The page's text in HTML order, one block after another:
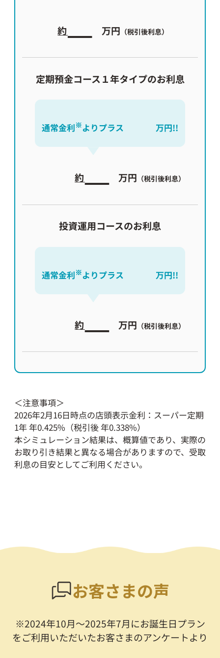
約 万円 （税引後利息）
定期預金コース１年タイプのお利息
通常金利※よりプラス 万円!!
約 万円 （税引後利息）
投資運用コースのお利息
通常金利※よりプラス 万円!!
約 万円 （税引後利息）
＜注意事項＞
2026年2月16日時点の店頭表示金利：スーパー定期
1年 年0.425%（税引後 年0.338%）
本シミュレーション結果は、概算値であり、実際の
お取り引き結果と異なる場合がありますので、受取
利息の目安としてご利用ください。
お客さまの声
※2024年10月～2025年7月にお誕生日プラン
をご利用いただいたお客さまのアンケートより